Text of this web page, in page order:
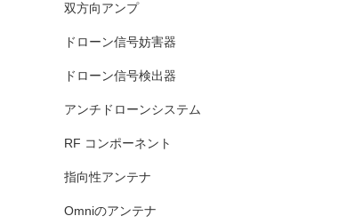
双方向アンプ
ドローン信号妨害器
ドローン信号検出器
アンチドローンシステム
RF コンポーネント
指向性アンテナ
Omniのアンテナ